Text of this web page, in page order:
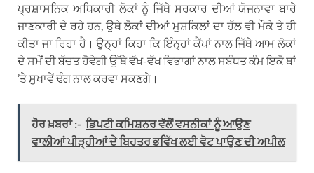
ਪ੍ਰਸ਼ਾਸਨਿਕ ਅਧਿਕਾਰੀ ਲੋਕਾਂ ਨੂੰ ਜਿੱਥੇ ਸਰਕਾਰ ਦੀਆਂ ਯੋਜਨਾਵਾ ਬਾਰੇ
ਜਾਣਕਾਰੀ ਦੇ ਰਹੇ ਹਨ, ਉਥੇ ਲੋਕਾਂ ਦੀਆਂ ਮੁਸ਼ਕਿਲਾਂ ਦਾ ਹੱਲ ਵੀ ਮੌਕੇ ਤੇ ਹੀ
ਕੀਤਾ ਜਾ ਰਿਹਾ ਹੈ। ਉਨ੍ਹਾਂ ਕਿਹਾ ਕਿ ਇੰਨ੍ਹਾਂ ਕੈਂਪਾਂ ਨਾਲ ਜਿੱਥੇ ਆਮ ਲੋਕਾਂ
ਦੇ ਸਮੇਂ ਦੀ ਬੱਚਤ ਹੋਵੇਗੀ ਉੱਥੇ ਵੱਖ-ਵੱਖ ਵਿਭਾਗਾਂ ਨਾਲ ਸਬੰਧਤ ਕੰਮ ਇਕੋ ਥਾਂ
’ਤੇ ਸੁਖਾਵੇਂ ਢੰਗ ਨਾਲ ਕਰਵਾ ਸਕਣਗੇ।
ਹੋਰ ਖ਼ਬਰਾਂ :- ਡਿਪਟੀ ਕਮਿਸ਼ਨਰ ਵੱਲੋਂ ਵਸਨੀਕਾਂ ਨੂੰ ਆਉਣ
ਵਾਲੀਆਂ ਪੀੜ੍ਹੀਆਂ ਦੇ ਬਿਹਤਰ ਭਵਿੱਖ ਲਈ ਵੋਟ ਪਾਉਣ ਦੀ ਅਪੀਲ